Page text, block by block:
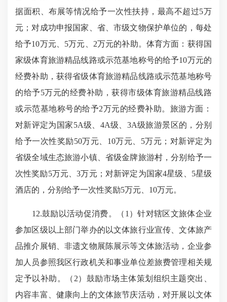
据面积、布展等情况给予一次性扶持，最高不超过5万
元；对成功申报国家、省、市级文物保护单位的，每处
给予10万元、5万元、2万元的补助。体育方面：获得国
家级体育旅游精品线路或示范基地称号的给予10万元的
经费补助，获得省级体育旅游精品线路或示范基地称号
的给予5万元的经费补助，获得市级体育旅游精品线路
或示范基地称号的给予2万元的经费补助。旅游方面：
对新评定为国家5A级、4A级、3A级旅游景区的，分别
给予一次性奖励50万元、10万元、5万元；对新评定为
省级全域生态旅游小镇、省级金牌旅游村，分别给予一
次性奖励5万元、3万元；对新评定为国家4星级、5星级
酒店的，分别给予一次性奖励5万元、10万元。
12.鼓励以活动促消费。（1）针对辖区文旅体企业
参加区级以上部门举办的以文体旅行业宣传、文体旅产
品推介展销、非遗文物展陈展示等文体旅活动，企业参
加人员参照我区行政机关和事业单位差旅费管理相关规
定予以补助。（2）鼓励市场主体策划组织主题突出、
内容丰富、健康向上的文体旅节庆活动，对开展以文体